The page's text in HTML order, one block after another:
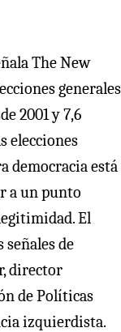
The New
generales
2001 y 7,6
elecciones
democracia está
a un punto
El
señales de
director
de Políticas
izquierdista.